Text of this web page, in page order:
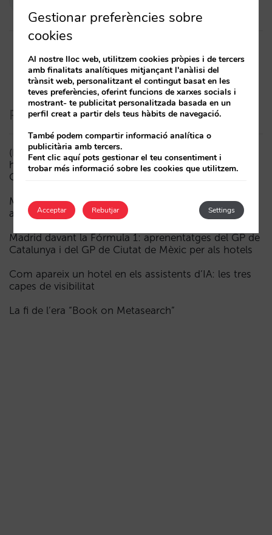
Posts recents
(ESP) ¿Puede un Mundial reducir las reservas
hoteleras? El caso de México durante la FIFA World
Cup 2026
Menys campanyes, més intel·ligents: manual IA per
actualitzar el màrqueting digital del teu hotel (part 1)
Madrid davant la Fórmula 1: aprenentatges del GP de
Catalunya i del GP de Ciutat de Mèxic per als hotels
Com apareix un hotel en els assistents d’IA: les tres
capes de visibilitat
La fi de l’era “Book on Metasearch”
Gestionar preferències sobre
cookies
Al nostre lloc web, utilitzem cookies pròpies i de tercers
amb finalitats analítiques mitjançant l'anàlisi del
trànsit web, personalitzant el contingut basat en les
teves preferències, oferint funcions de xarxes socials i
mostrant- te publicitat personalitzada basada en un
perfil creat a partir dels teus hàbits de navegació.
També podem compartir informació analítica o
publicitària amb tercers.
Fent clic aquí pots gestionar el teu consentiment i
trobar més informació sobre les cookies que utilitzem.
Acceptar Settings
Rebutjar